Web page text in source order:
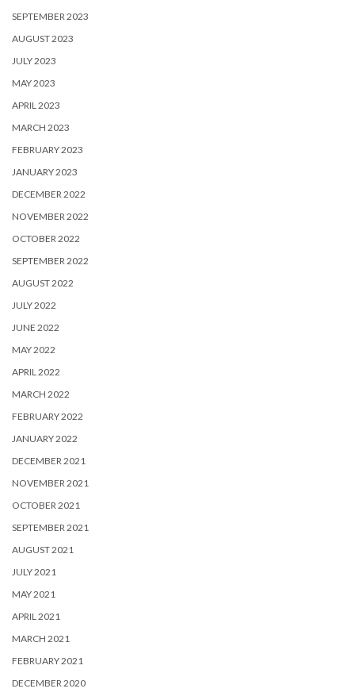
SEPTEMBER 2023
AUGUST 2023
JULY 2023
MAY 2023
APRIL 2023
MARCH 2023
FEBRUARY 2023
JANUARY 2023
DECEMBER 2022
NOVEMBER 2022
OCTOBER 2022
SEPTEMBER 2022
AUGUST 2022
JULY 2022
JUNE 2022
MAY 2022
APRIL 2022
MARCH 2022
FEBRUARY 2022
JANUARY 2022
DECEMBER 2021
NOVEMBER 2021
OCTOBER 2021
SEPTEMBER 2021
AUGUST 2021
JULY 2021
MAY 2021
APRIL 2021
MARCH 2021
FEBRUARY 2021
DECEMBER 2020